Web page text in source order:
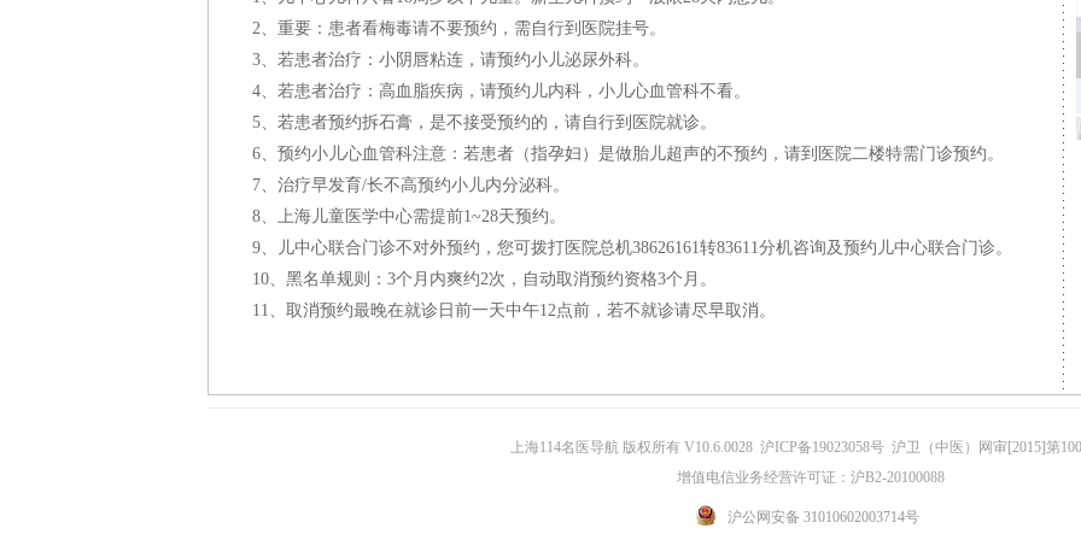
2、重要：患者看梅毒请不要预约，需自行到医院挂号。
3、若患者治疗：小阴唇粘连，请预约小儿泌尿外科。
4、若患者治疗：高血脂疾病，请预约儿内科，小儿心血管科不看。
5、若患者预约拆石膏，是不接受预约的，请自行到医院就诊。
6、预约小儿心血管科注意：若患者（指孕妇）是做胎儿超声的不预约，请到医院二楼特需门诊预约。
7、治疗早发育/长不高预约小儿内分泌科。
8、上海儿童医学中心需提前1~28天预约。
9、儿中心联合门诊不对外预约，您可拨打医院总机38626161转83611分机咨询及预约儿中心联合门诊。
10、黑名单规则：3个月内爽约2次，自动取消预约资格3个月。
11、取消预约最晚在就诊日前一天中午12点前，若不就诊请尽早取消。
上海114名医导航 版权所有 V10.6.0028 沪ICP备19023058号 沪卫（中医）网审[2015]第
增值电信业务经营许可证：沪B2-20100088
沪公网安备 31010602003714号